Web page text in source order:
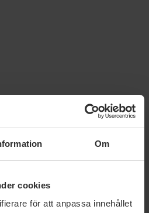
Om
cookies
för att anpassa innehållet
nyheter
måste ställa krav på